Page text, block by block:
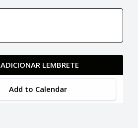
ADICIONAR LEMBRETE
Add to Calendar